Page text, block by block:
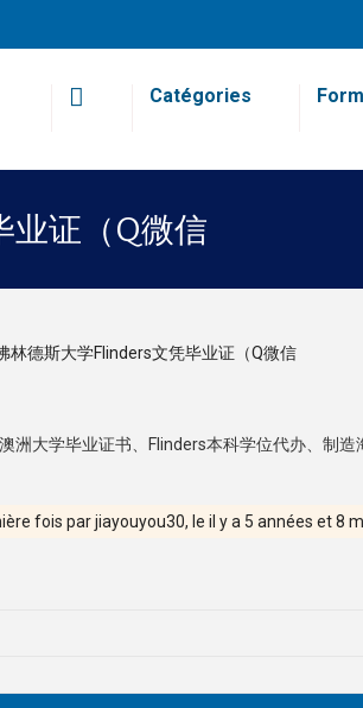
Catégories
业证（Q微信
林德斯大学Flinders文凭毕业证（Q微信
洲大学毕业证书、Flinders本科学位代办、制造
fois parjiayouyou30, le il y a 5 années et 8